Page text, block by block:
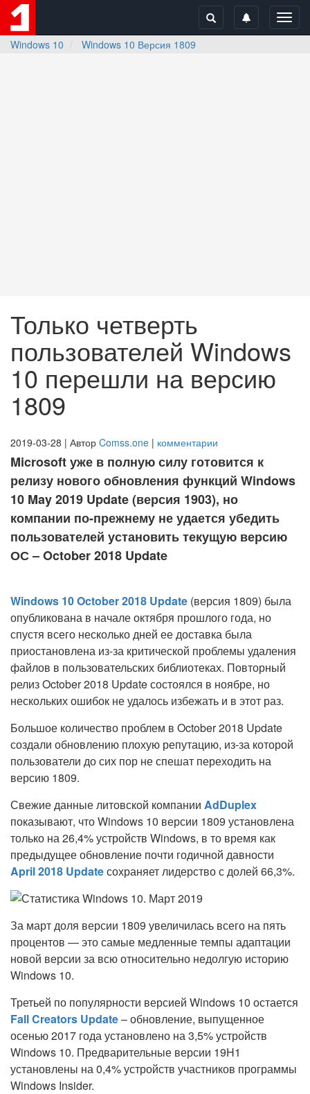
Windows 10
Windows 10 Версия 1809
Только четверть
пользователей Windows
10 перешли на версию
1809
2019-03-28 | Автор Comss.one | комментарии
Microsoft уже в полную силу готовится к
релизу нового обновления функций Windows
10 May 2019 Update (версия 1903), но
компании по-прежнему не удается убедить
пользователей установить текущую версию
ОС – October 2018 Update
Windows 10 October 2018 Update (версия 1809) была
опубликована в начале октября прошлого года, но
спустя всего несколько дней ее доставка была
приостановлена из-за критической проблемы удаления
файлов в пользовательских библиотеках. Повторный
релиз October 2018 Update состоялся в ноябре, но
нескольких ошибок не удалось избежать и в этот раз.
Большое количество проблем в October 2018 Update
создали обновлению плохую репутацию, из-за которой
пользователи до сих пор не спешат переходить на
версию 1809.
Свежие данные литовской компании AdDuplex
показывают, что Windows 10 версии 1809 установлена
только на 26,4% устройств Windows, в то время как
предыдущее обновление почти годичной давности
April 2018 Updateсохраняет лидерство с долей 66,3%.
За март доля версии 1809 увеличилась всего на пять
процентов — это самые медленные темпы адаптации
новой версии за всю относительно недолгую историю
Windows 10.
Третьей по популярности версией Windows 10 остается
Fall Creators Update– обновление, выпущенное
осенью 2017 года установлено на 3,5% устройств
Windows 10. Предварительные версии 19H1
установлены на 0,4% устройств участников программы
Windows Insider.